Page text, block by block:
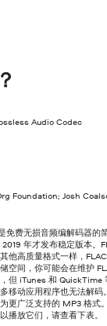
Audio Codec
Foundation; Josh
免费无损音频编解码器的
2019 年才发布稳定版本。
他高质量格式一样，
空间，你可能会在维护
但 iTunes 和 QuickTime
移动应用程序也无法解
更广泛支持的 MP3 格式
播放它们，请查看下表。